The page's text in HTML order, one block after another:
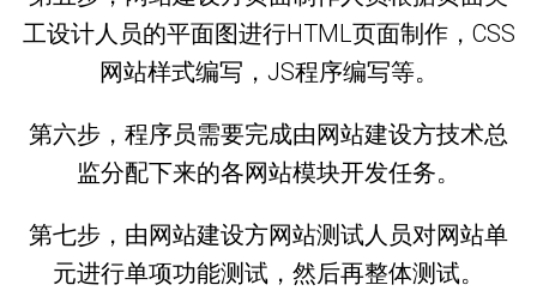
工设计人员的平面图进行HTML页面制作，CSS
网站样式编写，JS程序编写等。
第六步，程序员需要完成由网站建设方技术总
监分配下来的各网站模块开发任务。
第七步，由网站建设方网站测试人员对网站单
元进行单项功能测试，然后再整体测试。